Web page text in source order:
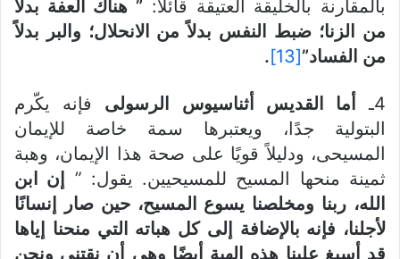
بالمقارنة بالخليقة العتيقة قائلاً: ” هناك العفة بدلاً
من الزنا؛ ضبط النفس بدلاً من الانحلال؛ والبر بدلاً
من الفساد”[13]
.
4ـ أما القديس أثناسيوس الرسولى فإنه يكّرم
البتولية جدًا، ويعتبرها سمة خاصة للإيمان
المسيحى، ودليلاً قويًا على صحة هذا الإيمان، وهبة
ثمينة منحها المسيح للمسيحيين. يقول: ”
إن ابن
الله، ربنا ومخلصنا يسوع المسيح، حين صار إنسانًا
لأجلنا، فإنه بالإضافة إلى كل هباته التي منحنا إياها
قد أسبغ علينا هذه الهبة أيضًا وهى أن نقتنى ونحن